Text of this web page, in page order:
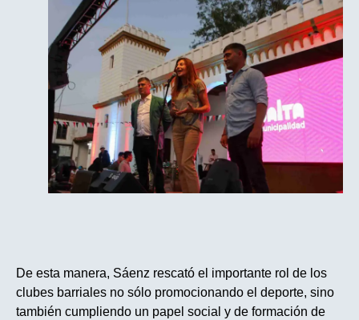
De esta manera, Sáenz rescató el importante rol de los
clubes barriales no sólo promocionando el deporte, sino
también cumpliendo un papel social y de formación de